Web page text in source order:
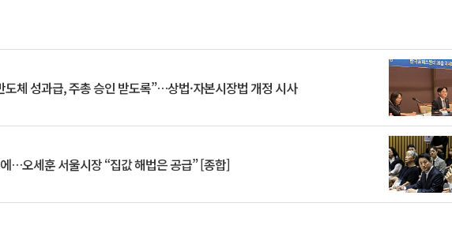
도체 성과급, 주총 승인 받도록”…상법·자본시장법 개정 시사
…오세훈 서울시장 “집값 해법은 공급” [종합]